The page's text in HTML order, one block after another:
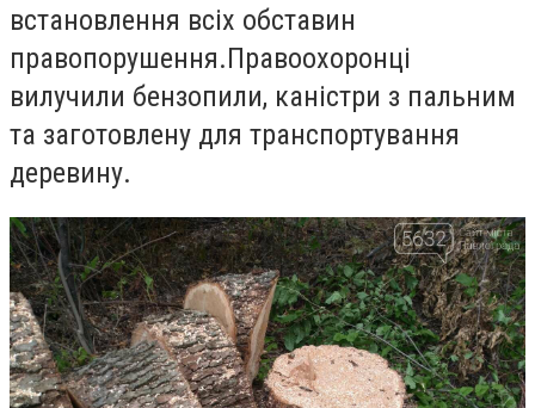
встановлення всіх обставин
правопорушення.Правоохоронці
вилучили бензопили, каністри з пальним
та заготовлену для транспортування
деревину.